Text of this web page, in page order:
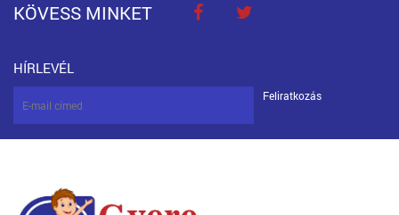
KÖVESS MINKET
HÍRLEVÉL
Feliratkozás